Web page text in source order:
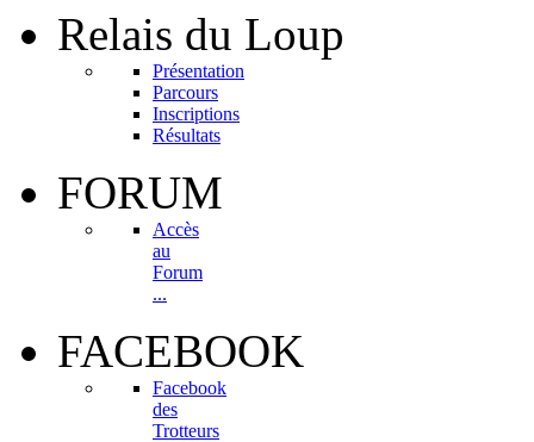
Relais du Loup
Présentation
Parcours
Inscriptions
Résultats
FORUM
Accès
au
Forum
...
FACEBOOK
Facebook
des
Trotteurs